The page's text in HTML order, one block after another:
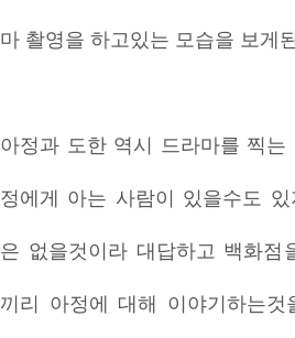
마 촬영을 하고있는 모습을 보게
아정과 도한 역시 드라마를 찍
정에게 아는 사람이 있을수도
은 없을것이라 대답하고 백화점
끼리 아정에 대해 이야기하는